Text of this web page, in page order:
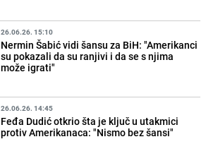
26.06.26. 15:10
Nermin Šabić vidi šansu za BiH: "Amerikanci
su pokazali da su ranjivi i da se s njima
može igrati"
26.06.26. 14:45
Feđa Dudić otkrio šta je ključ u utakmici
protiv Amerikanaca: "Nismo bez šansi"